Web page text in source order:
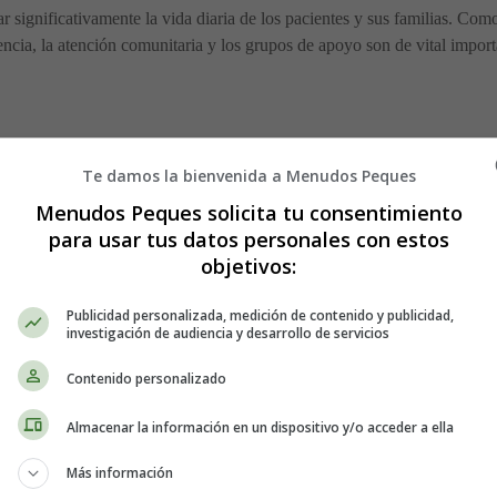
significativamente la vida diaria de los pacientes y sus familias.
la atención comunitaria y los grupos de apoyo son de vital
para determinar la gravedad del síndrome de Aagenaes. Los
pueden presentar enfermedad hepática estable con un mejor
incluyen:
debido al sangrado intestinal.
Te damos la bienvenida a Menudos Peques
Menudos Peques solicita tu consentimiento
para usar tus datos personales con estos
objetivos:
Publicidad personalizada, medición de contenido y publicidad,
investigación de audiencia y desarrollo de servicios
Contenido personalizado
Almacenar la información en un dispositivo y/o acceder a ella
Más información